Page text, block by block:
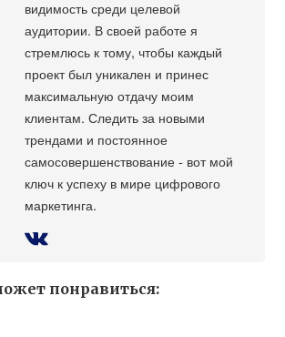
видимость среди целевой
аудитории. В своей работе я
стремлюсь к тому, чтобы каждый
проект был уникален и принес
максимальную отдачу моим
клиентам. Следить за новыми
трендами и постоянное
самосовершенствование - вот мой
ключ к успеху в мире цифрового
маркетинга.
понравиться: